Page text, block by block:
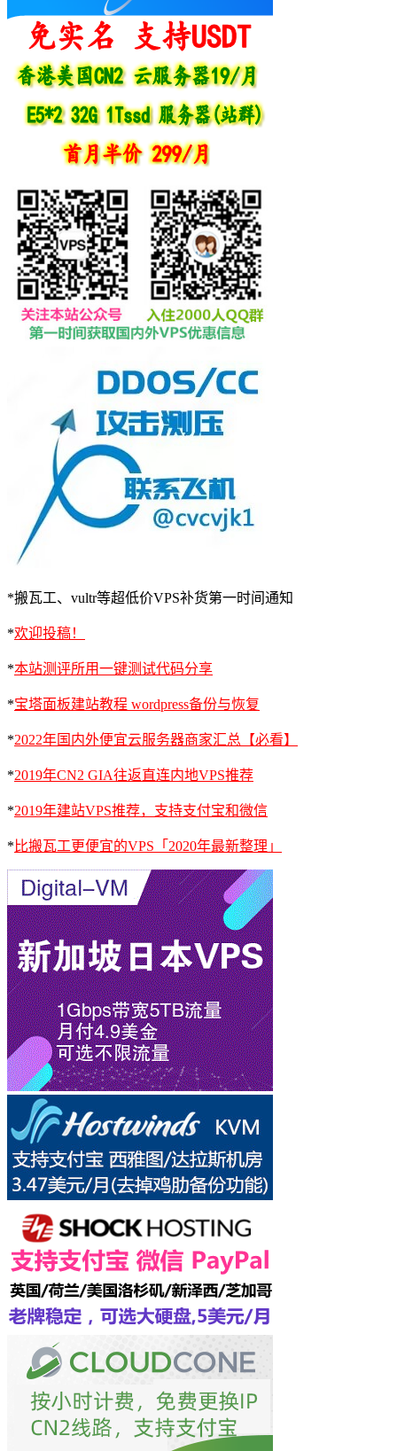
*搬瓦工、vultr等超低价VPS补货第一时间通知
*欢迎投稿！
*本站测评所用一键测试代码分享
*宝塔面板建站教程 wordpress备份与恢复
*2022年国内外便宜云服务器商家汇总【必看】
*2019年CN2 GIA往返直连内地VPS推荐
*2019年建站VPS推荐，支持支付宝和微信
* 比搬瓦工更便宜的VPS「2020年最新整理」